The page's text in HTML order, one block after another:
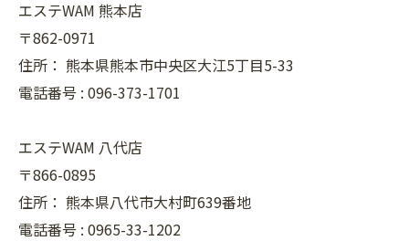
エステWAM 熊本店
〒862-0971
住所： 熊本県熊本市中央区大江5丁目5-33
電話番号 : 096-373-1701
エステWAM 八代店
〒866-0895
住所： 熊本県八代市大村町639番地
電話番号 : 0965-33-1202